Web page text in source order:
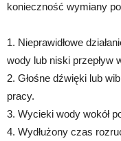
konieczność wymiany
1. Nieprawidłowe
wody lub niski przepływ
2. Głośne dźwięki lub
pracy.
3. Wycieki wody wokół
4. Wydłużony czas